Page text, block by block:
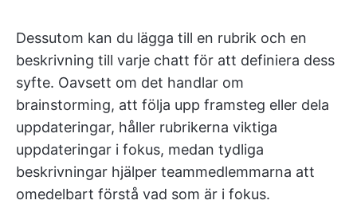
Dessutom kan du lägga till en rubrik och en
beskrivning till varje chatt för att definiera dess
syfte. Oavsett om det handlar om
brainstorming, att följa upp framsteg eller dela
uppdateringar, håller rubrikerna viktiga
uppdateringar i fokus, medan tydliga
beskrivningar hjälper teammedlemmarna att
omedelbart förstå vad som är i fokus.